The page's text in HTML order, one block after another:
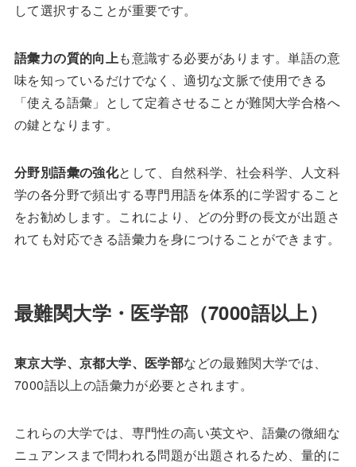
して選択することが重要です。
語彙力の質的向上も意識する必要があります。単語の意
味を知っているだけでなく、適切な文脈で使用できる
「使える語彙」として定着させることが難関大学合格へ
の鍵となります。
分野別語彙の強化として、自然科学、社会科学、人文科
学の各分野で頻出する専門用語を体系的に学習すること
をお勧めします。これにより、どの分野の長文が出題さ
れても対応できる語彙力を身につけることができます。
最難関大学・医学部（7000語以上）
東京大学、京都大学、医学部などの最難関大学では、
7000語以上の語彙力が必要とされます。
これらの大学では、専門性の高い英文や、語彙の微細な
ニュアンスまで問われる問題が出題されるため、量的に